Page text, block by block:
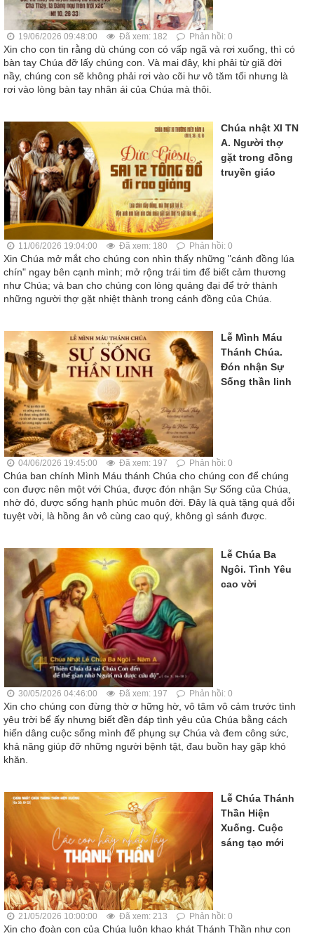
19/06/2026 09:48:00 Đã xem: 182 Phản hồi: 0
Xin cho con tin rằng dù chúng con có vấp ngã và rơi xuống, thì có
bàn tay Chúa đỡ lấy chúng con. Và mai đây, khi phải từ giã đời
nầy, chúng con sẽ không phải rơi vào cõi hư vô tăm tối nhưng là
rơi vào lòng bàn tay nhân ái của Chúa mà thôi.
Chúa nhật XI TN
A. Người thợ
gặt trong đồng
truyền giáo
11/06/2026 19:04:00 Đã xem: 180 Phản hồi: 0
Xin Chúa mở mắt cho chúng con nhìn thấy những "cánh đồng lúa
chín" ngay bên cạnh mình; mở rộng trái tim để biết cảm thương
như Chúa; và ban cho chúng con lòng quảng đại để trở thành
những người thợ gặt nhiệt thành trong cánh đồng của Chúa.
Lễ Mình Máu
Thánh Chúa.
Đón nhận Sự
Sống thần linh
04/06/2026 19:45:00 Đã xem: 197 Phản hồi: 0
Chúa ban chính Mình Máu thánh Chúa cho chúng con để chúng
con được nên một với Chúa, được đón nhận Sự Sống của Chúa,
nhờ đó, được sống hạnh phúc muôn đời. Đây là quà tặng quá đỗi
tuyệt vời, là hồng ân vô cùng cao quý, không gì sánh được.
Lễ Chúa Ba
Ngôi. Tình Yêu
cao vời
30/05/2026 04:46:00 Đã xem: 197 Phản hồi: 0
Xin cho chúng con đừng thờ ơ hững hờ, vô tâm vô cảm trước tình
yêu trời bể ấy nhưng biết đền đáp tình yêu của Chúa bằng cách
hiến dâng cuộc sống mình để phụng sự Chúa và đem công sức,
khả năng giúp đỡ những người bệnh tật, đau buồn hay gặp khó
khăn.
Lễ Chúa Thánh
Thần Hiện
Xuống. Cuộc
sáng tạo mới
21/05/2026 10:00:00 Đã xem: 213 Phản hồi: 0
Xin cho đoàn con của Chúa luôn khao khát Thánh Thần như con